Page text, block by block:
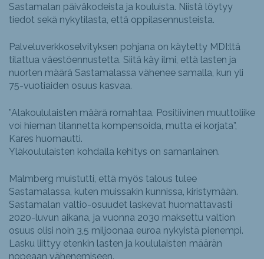
Sastamalan päiväkodeista ja kouluista. Niistä löytyy
tiedot sekä nykytilasta, että oppilasennusteista.
Palveluverkkoselvityksen pohjana on käytetty MDI:ltä
tilattua väestöennustetta. Siitä käy ilmi, että lasten ja
nuorten määrä Sastamalassa vähenee samalla, kun yli
75-vuotiaiden osuus kasvaa.
”Alakoululaisten määrä romahtaa. Positiivinen muuttoliike
voi hieman tilannetta kompensoida, mutta ei korjata”,
Kares huomautti.
Yläkoululaisten kohdalla kehitys on samanlainen.
Malmberg muistutti, että myös talous tulee
Sastamalassa, kuten muissakin kunnissa, kiristymään.
Sastamalan valtio-osuudet laskevat huomattavasti
2020-luvun aikana, ja vuonna 2030 maksettu valtion
osuus olisi noin 3,5 miljoonaa euroa nykyistä pienempi.
Lasku liittyy etenkin lasten ja koululaisten määrän
nopeaan vähenemiseen.